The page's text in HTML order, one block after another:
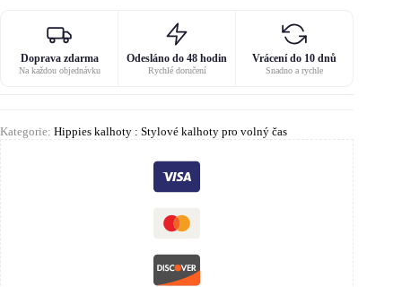
Doprava zdarma
Na každou objednávku
Odesláno do 48 hodin
Rychlé doručení
Vrácení do 10 dnů
Snadno a rychle
Kategorie: Hippies kalhoty : Stylové kalhoty pro volný čas